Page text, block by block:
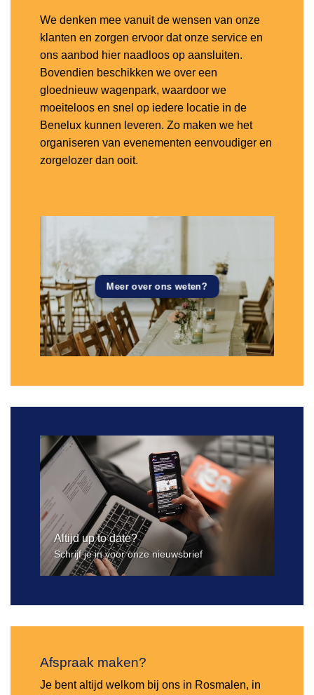
We denken mee vanuit de wensen van onze
klanten en zorgen ervoor dat onze service en
ons aanbod hier naadloos op aansluiten.
Bovendien beschikken we over een
gloednieuw wagenpark, waardoor we
moeiteloos en snel op iedere locatie in de
Benelux kunnen leveren. Zo maken we het
organiseren van evenementen eenvoudiger en
zorgelozer dan ooit.
Meer over ons weten?
Altijd up to date?
Schrijf je in voor onze nieuwsbrief
Afspraak maken?
Je bent altijd welkom bij ons in Rosmalen, in